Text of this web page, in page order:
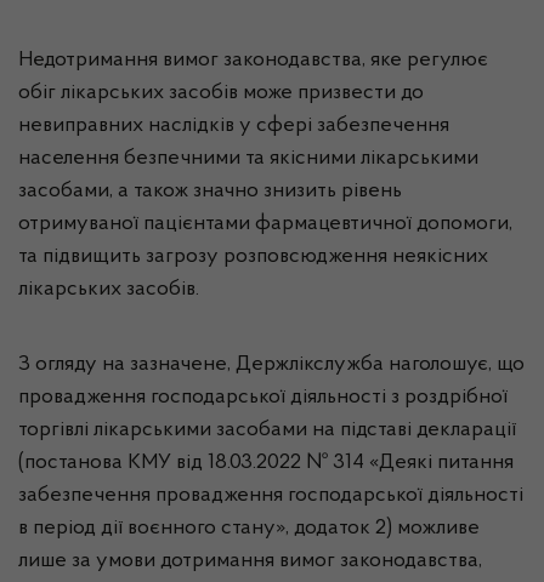
Недотримання вимог законодавства, яке регулює
обіг лікарських засобів може призвести до
невиправних наслідків у сфері забезпечення
населення безпечними та якісними лікарськими
засобами, а також значно знизить рівень
отримуваної пацієнтами фармацевтичної допомоги,
та підвищить загрозу розповсюдження неякісних
лікарських засобів.
З огляду на зазначене, Держлікслужба наголошує, що
провадження господарської діяльності з роздрібної
торгівлі лікарськими засобами на підставі декларації
(постанова КМУ від 18.03.2022 № 314 «Деякі питання
забезпечення провадження господарської діяльності
в період дії воєнного стану», додаток 2) можливе
лише за умови дотримання вимог законодавства,